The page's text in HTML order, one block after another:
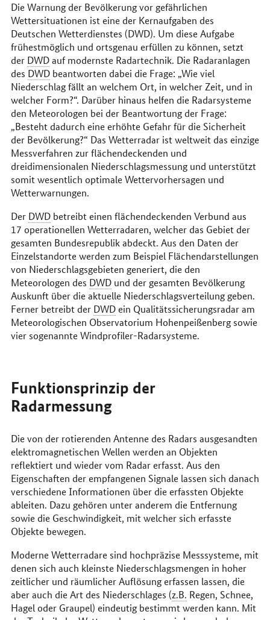
Die Warnung der Bevölkerung vor gefährlichen
Wettersituationen ist eine der Kernaufgaben des
Deutschen Wetterdienstes (DWD). Um diese Aufgabe
frühestmöglich und ortsgenau erfüllen zu können, setzt
der DWDauf modernste Radartechnik. Die Radaranlagen
des DWDbeantworten dabei die Frage: „Wie viel
Niederschlag fällt an welchem Ort, in welcher Zeit, und in
welcher Form?“. Darüber hinaus helfen die Radarsysteme
den Meteorologen bei der Beantwortung der Frage:
„Besteht dadurch eine erhöhte Gefahr für die Sicherheit
der Bevölkerung?“ Das Wetterradar ist weltweit das einzige
Messverfahren zur flächendeckenden und
dreidimensionalen Niederschlagsmessung und unterstützt
somit wesentlich optimale Wettervorhersagen und
Wetterwarnungen.
Der DWDbetreibt einen flächendeckenden Verbund aus
17 operationellen Wetterradaren, welcher das Gebiet der
gesamten Bundesrepublik abdeckt. Aus den Daten der
Einzelstandorte werden zum Beispiel Flächendarstellungen
von Niederschlagsgebieten generiert, die den
Meteorologen des DWDund der gesamten Bevölkerung
Auskunft über die aktuelle Niederschlagsverteilung geben.
Ferner betreibt der DWDein Qualitätssicherungsradar am
Meteorologischen Observatorium Hohenpeißenberg sowie
vier sogenannte Windprofiler-Radarsysteme.
Funktionsprinzip der
Radarmessung
Die von der rotierenden Antenne des Radars ausgesandten
elektromagnetischen Wellen werden an Objekten
reflektiert und wieder vom Radar erfasst. Aus den
Eigenschaften der empfangenen Signale lassen sich danach
verschiedene Informationen über die erfassten Objekte
ableiten. Dazu gehören unter anderem die Entfernung
sowie die Geschwindigkeit, mit welcher sich erfasste
Objekte bewegen.
Moderne Wetterradare sind hochpräzise Messsysteme, mit
denen sich auch kleinste Niederschlagsmengen in hoher
zeitlicher und räumlicher Auflösung erfassen lassen, die
aber auch die Art des Niederschlages (z.B. Regen, Schnee,
Hagel oder Graupel) eindeutig bestimmt werden kann. Mit